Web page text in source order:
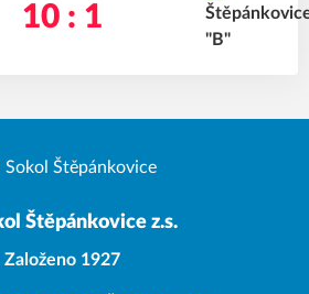
10 : 1
Štěpánkovice z.s.
Založeno 1927